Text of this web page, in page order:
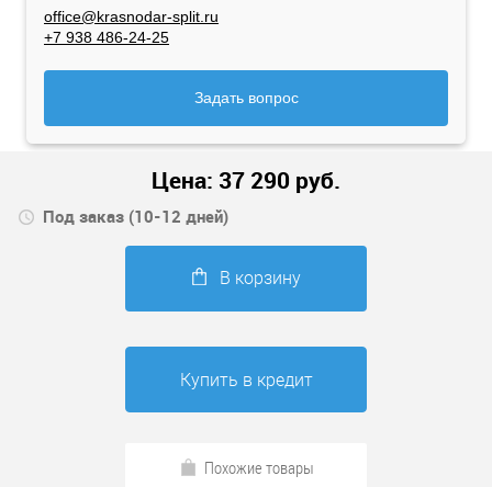
office@krasnodar-split.ru
+7 938 486-24-25
Задать вопрос
Цена: 37 290 руб.
Под заказ (10-12 дней)
В корзину
Купить в кредит
Похожие товары